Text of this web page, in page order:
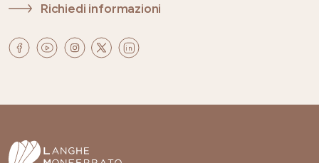
Richiedi informazioni